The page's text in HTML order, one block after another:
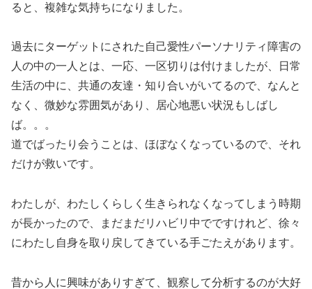
ると、複雑な気持ちになりました。
過去にターゲットにされた自己愛性パーソナリティ障害の
人の中の一人とは、一応、一区切りは付けましたが、日常
生活の中に、共通の友達・知り合いがいてるので、なんと
なく、微妙な雰囲気があり、居心地悪い状況もしばし
ば。。。
道でばったり会うことは、ほぼなくなっているので、それ
だけが救いです。
わたしが、わたしくらしく生きられなくなってしまう時期
が長かったので、まだまだリハビリ中でですけれど、徐々
にわたし自身を取り戻してきている手ごたえがあります。
昔から人に興味がありすぎて、観察して分析するのが大好